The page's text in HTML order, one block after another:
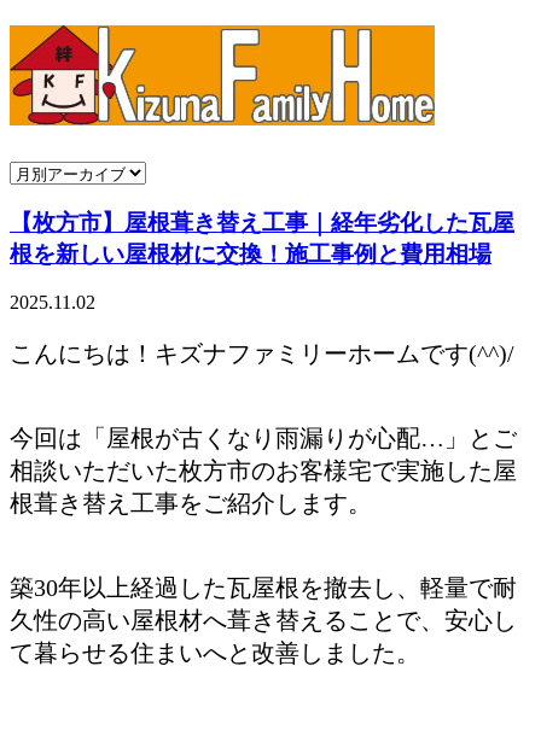
【枚方市】屋根葺き替え工事｜経年劣化した瓦屋
根を新しい屋根材に交換！施工事例と費用相場
2025.11.02
こんにちは！キズナファミリーホームです(^^)/
今回は「屋根が古くなり雨漏りが心配…」とご
相談いただいた枚方市のお客様宅で実施した屋
根葺き替え工事をご紹介します。
築30年以上経過した瓦屋根を撤去し、軽量で耐
久性の高い屋根材へ葺き替えることで、安心し
て暮らせる住まいへと改善しました。